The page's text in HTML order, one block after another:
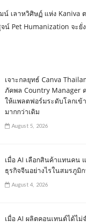
น์ เลาหวิศิษฏ์ แห่ง Kaniva
น์ Pet Humanization จะยั่
เจาะกลยุทธ์ Canva
ภัคพล Country Manager
ให้แพลตฟอร์มระดับโลกเข้
มากกว่าเดิม
August 5, 2026
เมื่อ AI เลือกสินค้าแทนคน
ธุรกิจจีนอย่างไรในสมรภูมิ
August 4, 2026
เมื่อ AI ผลิตคอนเทนต์ได้ไม่